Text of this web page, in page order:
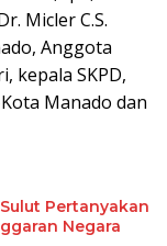
Micler C.S.
Anggota
kepala SKPD,
Manado dan
Pertanyakan
Negara